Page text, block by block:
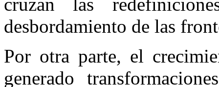
cruzan las
desbordamiento de las
Por otra parte, el
generado